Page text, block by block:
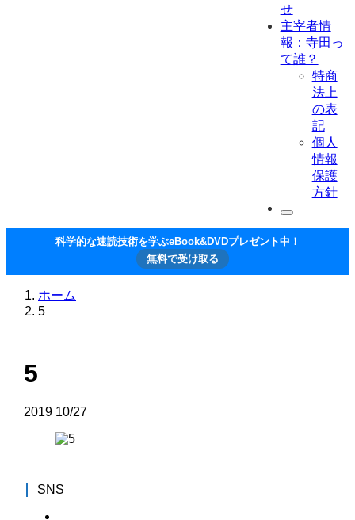
せ
主宰者情
報：寺田っ
て誰？
特商
法上
の表
記
個人
情報
保護
方針
科学的な速読技術を学ぶeBook&DVDプレゼント中！
無料で受け取る
ホーム
5
5
2019 10/27
SNS